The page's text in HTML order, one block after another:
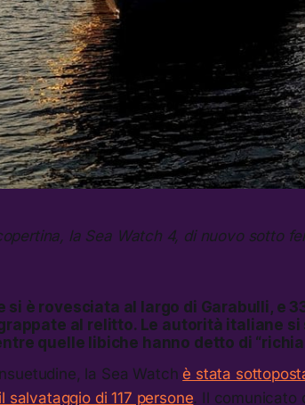
la Sea Watch 4, di nuovo sotto
si è rovesciata al largo di Garabulli, e
al relitto. Le autorità italiane
quelle libiche hanno detto di
la Sea Watch è stata
salvataggio di 117 persone. Il comunicato